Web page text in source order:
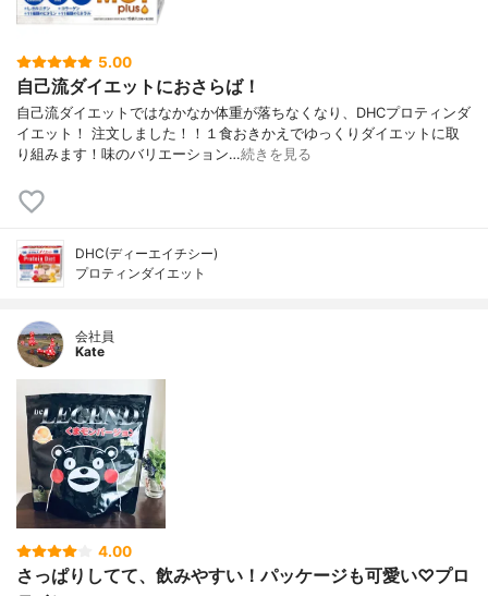
5.00
自己流ダイエットにおさらば！
自己流ダイエットではなかなか体重が落ちなくなり、DHCプロティンダ
イエット！ 注文しました！！１食おきかえでゆっくりダイエットに取
り組みます！味のバリエーション…続きを見る
DHC(ディーエイチシー)
プロティンダイエット
会社員
Kate
4.00
さっぱりしてて、飲みやすい！パッケージも可愛い♡プロ